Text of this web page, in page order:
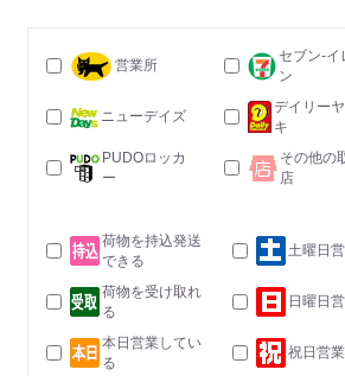
営業所
セブン-イ
ン
ニューデイズ
デイリー
キ
PUDOロッカ
ー
その他の
店
荷物を持込発送
できる
土曜日
荷物を受け取れ
る
日曜日
本日営業してい
る
祝日営業